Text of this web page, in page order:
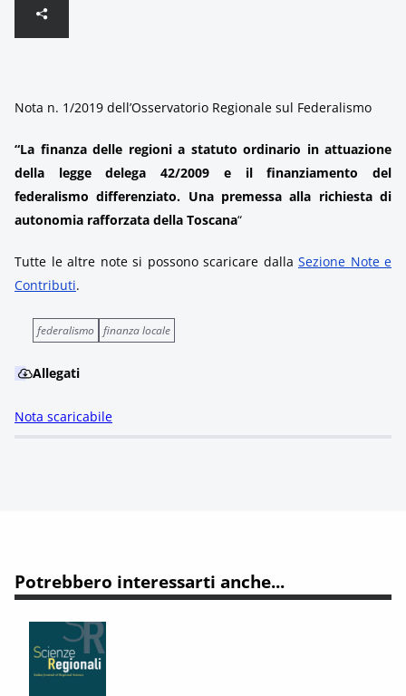
Nota n. 1/2019 dell’Osservatorio Regionale sul Federalismo
“La finanza delle regioni a statuto ordinario in attuazione
della legge delega 42/2009 e il finanziamento del
federalismo differenziato. Una premessa alla richiesta di
autonomia rafforzata della Toscana“
Tutte le altre note si possono scaricare dalla Sezione Note e
Contributi.
federalismo finanza locale
Allegati
Nota scaricabile
Potrebbero interessarti anche...